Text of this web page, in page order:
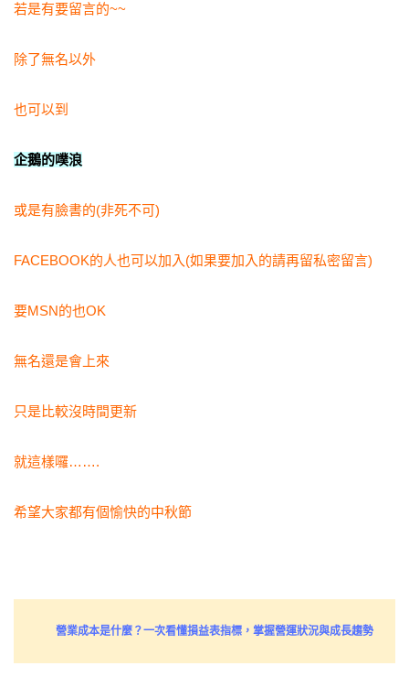
若是有要留言的~~
除了無名以外
也可以到
企鵝的噗浪
或是有臉書的(非死不可)
FACEBOOK的人也可以加入(如果要加入的請再留私密留言)
要MSN的也OK
無名還是會上來
只是比較沒時間更新
就這樣囉…….
希望大家都有個愉快的中秋節
營業成本是什麼？一次看懂損益表指標，掌握營運狀況與成長趨勢